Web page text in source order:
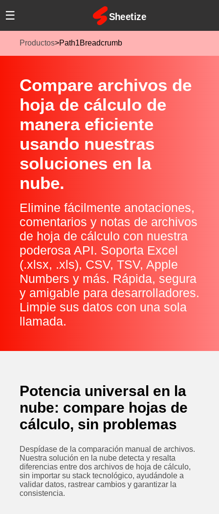
Productos>Path1Breadcrumb
Compare archivos de
hoja de cálculo de
manera eficiente
usando nuestras
soluciones en la
nube.
Elimine fácilmente anotaciones,
comentarios y notas de archivos
de hoja de cálculo con nuestra
poderosa API. Soporta Excel
(.xlsx, .xls), CSV, TSV, Apple
Numbers y más. Rápida, segura
y amigable para desarrolladores.
Limpie sus datos con una sola
llamada.
Potencia universal en la
nube: compare hojas de
cálculo, sin problemas
Despídase de la comparación manual de archivos.
Nuestra solución en la nube detecta y resalta
diferencias entre dos archivos de hoja de cálculo,
sin importar su stack tecnológico, ayudándole a
validar datos, rastrear cambios y garantizar la
consistencia.
☰